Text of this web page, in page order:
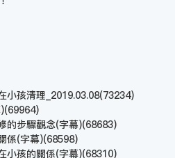
小孩清理_2019.03.08(73234)
(69964)
的步驟觀念(字幕)(68683)
係(字幕)(68598)
小孩的關係(字幕)(68310)